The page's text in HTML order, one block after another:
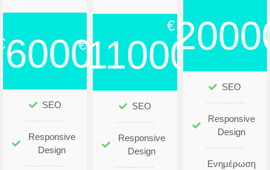
6000
SEO
Responsive
Design
€11000
SEO
Responsive
Design
€
SEO
Responsive
Design
Ενημέρωση